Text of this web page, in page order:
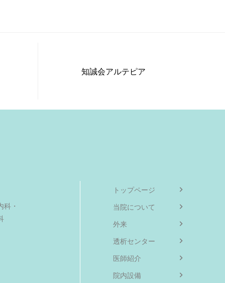
知誠会アルテピア
・
トップページ
当院について
外来
透析センター
医師紹介
院内設備